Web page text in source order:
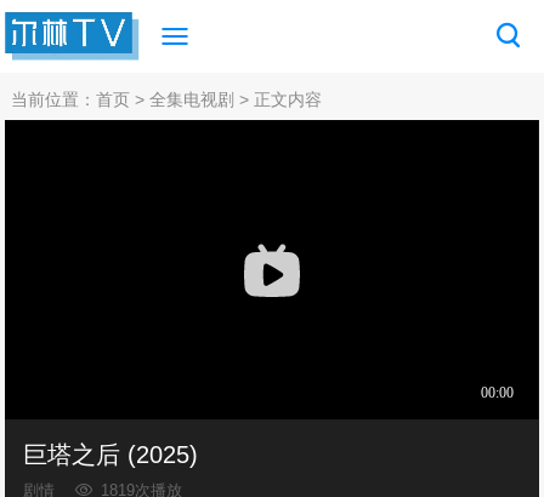
当前位置：首页 >全集电视剧 > 正文内容
巨塔之后 (2025)
剧情 1819次播放